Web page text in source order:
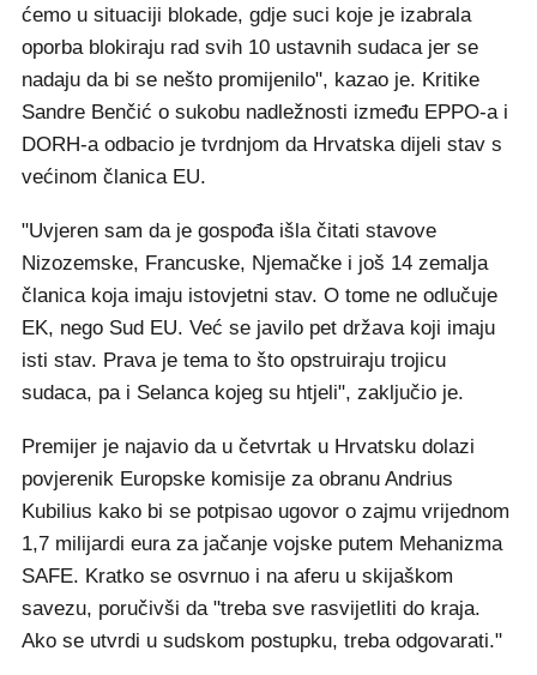
ćemo u situaciji blokade, gdje suci koje je izabrala
oporba blokiraju rad svih 10 ustavnih sudaca jer se
nadaju da bi se nešto promijenilo", kazao je. Kritike
Sandre Benčić o sukobu nadležnosti između EPPO-a i
DORH-a odbacio je tvrdnjom da Hrvatska dijeli stav s
većinom članica EU.
"Uvjeren sam da je gospođa išla čitati stavove
Nizozemske, Francuske, Njemačke i još 14 zemalja
članica koja imaju istovjetni stav. O tome ne odlučuje
EK, nego Sud EU. Već se javilo pet država koji imaju
isti stav. Prava je tema to što opstruiraju trojicu
sudaca, pa i Selanca kojeg su htjeli", zaključio je.
Premijer je najavio da u četvrtak u Hrvatsku dolazi
povjerenik Europske komisije za obranu Andrius
Kubilius kako bi se potpisao ugovor o zajmu vrijednom
1,7 milijardi eura za jačanje vojske putem Mehanizma
SAFE. Kratko se osvrnuo i na aferu u skijaškom
savezu, poručivši da "treba sve rasvijetliti do kraja.
Ako se utvrdi u sudskom postupku, treba odgovarati."